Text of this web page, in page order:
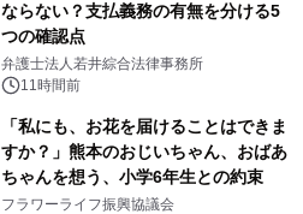
ならない？支払義務の有無を分ける5
つの確認点
弁護士法人若井綜合法律事務所
11時間前
「私にも、お花を届けることはできま
すか？」熊本のおじいちゃん、おばあ
ちゃんを想う、小学6年生との約束
フラワーライフ振興協議会